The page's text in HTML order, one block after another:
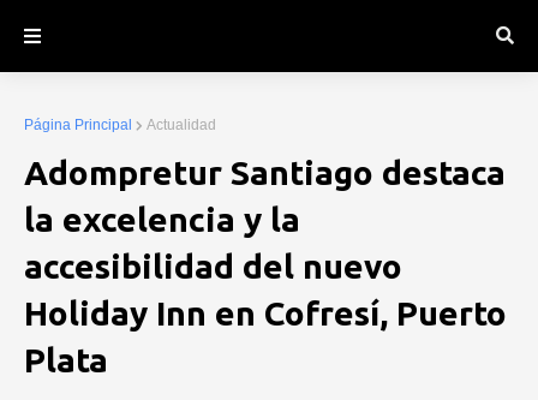
Página Principal Actualidad
Adompretur Santiago destaca
la excelencia y la
accesibilidad del nuevo
Holiday Inn en Cofresí, Puerto
Plata